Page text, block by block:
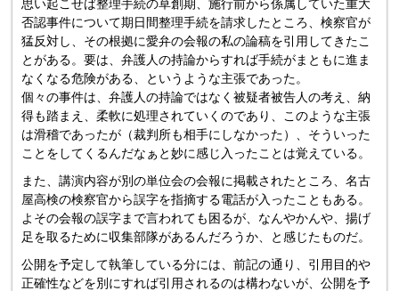
思い起こせば整理手続の草創期、施行前から係属していた重大
否認事件について期日間整理手続を請求したところ、検察官が
猛反対し、その根拠に愛弁の会報の私の論稿を引用してきたこ
とがある。要は、弁護人の持論からすれば手続がまともに進ま
なくなる危険がある、というような主張であった。
個々の事件は、弁護人の持論ではなく被疑者被告人の考え、納
得も踏まえ、柔軟に処理されていくのであり、このような主張
は滑稽であったが（裁判所も相手にしなかった）、そういった
ことをしてくるんだなぁと妙に感じ入ったことは覚えている。
また、講演内容が別の単位会の会報に掲載されたところ、名古
屋高検の検察官から誤字を指摘する電話が入ったこともある。
よその会報の誤字まで言われても困るが、なんやかんや、揚げ
足を取るために収集部隊があるんだろうか、と感じたものだ。
公開を予定して執筆している分には、前記の通り、引用目的や
正確性などを別にすれば引用されるのは構わないが、公開を予